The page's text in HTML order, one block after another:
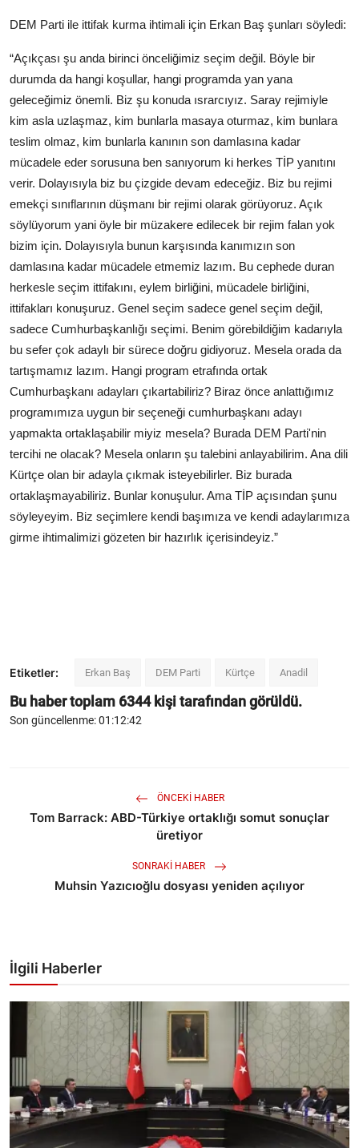
DEM Parti ile ittifak kurma ihtimali için Erkan Baş şunları söyledi:
“Açıkçası şu anda birinci önceliğimiz seçim değil. Böyle bir
durumda da hangi koşullar, hangi programda yan yana
geleceğimiz önemli. Biz şu konuda ısrarcıyız. Saray rejimiyle
kim asla uzlaşmaz, kim bunlarla masaya oturmaz, kim bunlara
teslim olmaz, kim bunlarla kanının son damlasına kadar
mücadele eder sorusuna ben sanıyorum ki herkes TİP yanıtını
verir. Dolayısıyla biz bu çizgide devam edeceğiz. Biz bu rejimi
emekçi sınıflarının düşmanı bir rejimi olarak görüyoruz. Açık
söylüyorum yani öyle bir müzakere edilecek bir rejim falan yok
bizim için. Dolayısıyla bunun karşısında kanımızın son
damlasına kadar mücadele etmemiz lazım. Bu cephede duran
herkesle seçim ittifakını, eylem birliğini, mücadele birliğini,
ittifakları konuşuruz. Genel seçim sadece genel seçim değil,
sadece Cumhurbaşkanlığı seçimi. Benim görebildiğim kadarıyla
bu sefer çok adaylı bir sürece doğru gidiyoruz. Mesela orada da
tartışmamız lazım. Hangi program etrafında ortak
Cumhurbaşkanı adayları çıkartabiliriz? Biraz önce anlattığımız
programımıza uygun bir seçeneği cumhurbaşkanı adayı
yapmakta ortaklaşabilir miyiz mesela? Burada DEM Parti'nin
tercihi ne olacak? Mesela onların şu talebini anlayabilirim. Ana dili
Kürtçe olan bir adayla çıkmak isteyebilirler. Biz burada
ortaklaşmayabiliriz. Bunlar konuşulur. Ama TİP açısından şunu
söyleyeyim. Biz seçimlere kendi başımıza ve kendi adaylarımıza
girme ihtimalimizi gözeten bir hazırlık içerisindeyiz.”
Etiketler: Erkan Baş DEM Parti Kürtçe Anadil
Bu haber toplam 6344kişi tarafından görüldü.
Son güncellenme: 01:12:42
ÖNCEKI HABER
Tom Barrack: ABD-Türkiye ortaklığı somut sonuçlar
üretiyor
SONRAKI HABER
Muhsin Yazıcıoğlu dosyası yeniden açılıyor
İlgili Haberler